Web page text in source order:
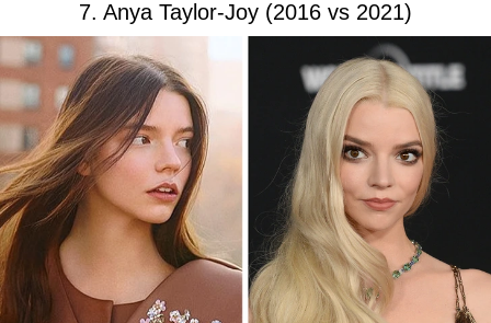
7. Anya Taylor-Joy (2016 vs 2021)